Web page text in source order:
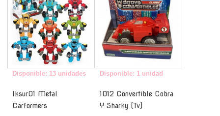
Disponible: 13 unidades
Iksur01 Metal
Carformers
Disponible: 1 unidad
1012 Convertible Cobra
Y Sharky (Tv)